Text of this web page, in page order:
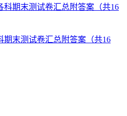
期末测试卷汇总附答案（共16